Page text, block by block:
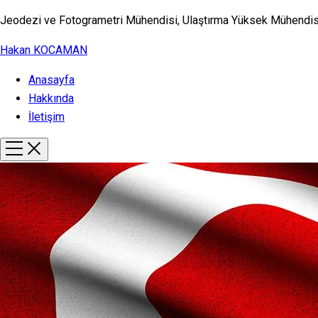
Jeodezi ve Fotogrametri Mühendisi, Ulaştırma Yüksek
Hakan KOCAMAN
Anasayfa
Hakkında
İletişim